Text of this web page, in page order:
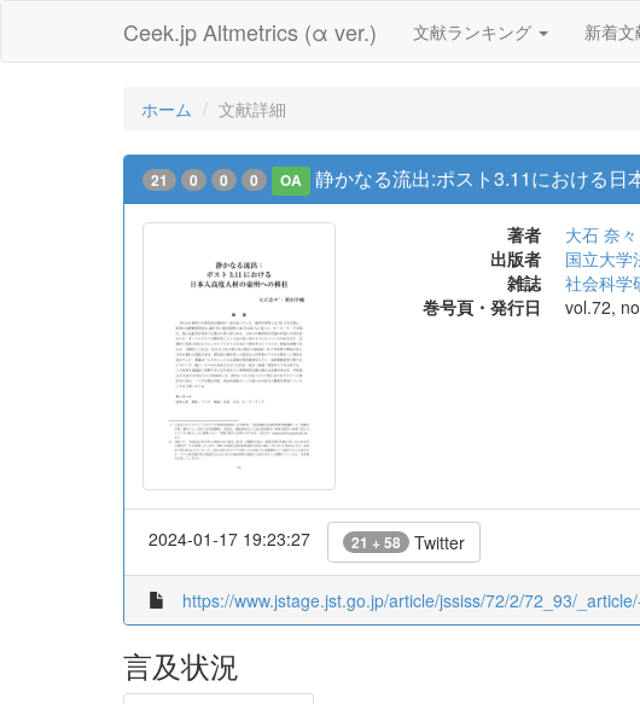
Ceek.jp Altmetrics (α ver.) 文献ランキング 新着文
ホーム 文献詳細
21 0 0 0 OA 静かなる流出:ポスト3.11における日
著者 大石 奈々
出版者
国立大学
雑誌
社会科学
巻号頁・発行日
vol.72,
2024-01-17 19:23:27 21 + 58 Twitter
https://www.jstage.jst.go.jp/article/jssiss/72/2/72_93/
言及状況